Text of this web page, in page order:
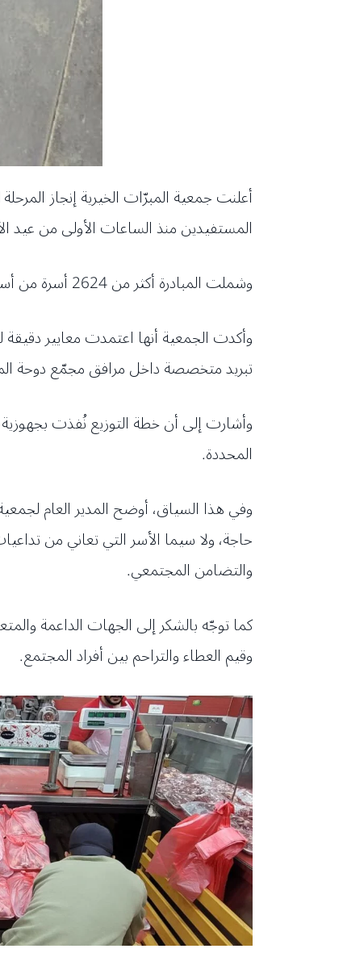
المستفيدين منذ الساعات الأولى من عيد
وشملت المبادرة أكثر من 2624 أسرة من أسر الأيتام والعائلات المتعففة، إضافة إلى العائلات النازحة التي تواجه ظروفاً معيشية وإنسانية صعبة.
وأكدت الجمعية أنها اعتمدت معايير
تبريد متخصصة داخل مرافق مجمّع دوحة
وأشارت إلى أن خطة التوزيع نُفذت
المحددة.
وفي هذا السياق، أوضح المدير العام
حاجة، ولا سيما الأسر التي تعاني من
والتضامن المجتمعي.
كما توجّه بالشكر إلى الجهات الداعمة
وقيم العطاء والتراحم بين أفراد المجتمع.